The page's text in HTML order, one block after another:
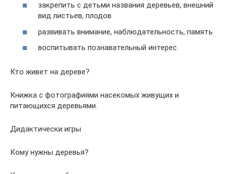
закрепить с детьми названия деревьев, внешний
вид листьев, плодов
развивать внимание, наблюдательность, память
воспитывать познавательный интерес.
Кто живет на дереве?
Книжка с фотографиями насекомых живущих и
питающихся деревьями.
Дидактически игры
Кому нужны деревья?